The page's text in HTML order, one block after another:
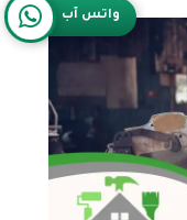
واتس آب